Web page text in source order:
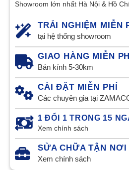
Showroom lớn nhất Hà Nội & Hồ
TRẢI NGHIỆM MIỄN
tại hệ thống showroom
GIAO HÀNG MIỄN
Bán kính 5-30km
CÀI ĐẶT MIỄN PHÍ
Các chuyên gia tại
1 ĐỔI 1 TRONG 15
Xem chính sách
SỬA CHỮA TẬN NƠI
Xem chính sách